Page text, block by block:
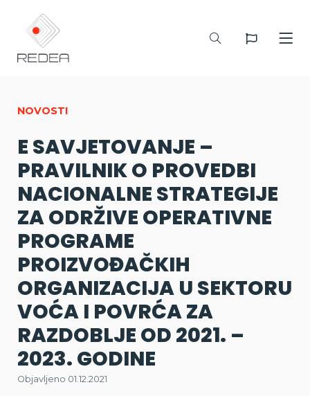
NOVOSTI
E SAVJETOVANJE –
PRAVILNIK O PROVEDBI
NACIONALNE STRATEGIJE
ZA ODRŽIVE OPERATIVNE
PROGRAME
PROIZVOĐAČKIH
ORGANIZACIJA U SEKTORU
VOĆA I POVRĆA ZA
RAZDOBLJE OD 2021. –
2023. GODINE
Objavljeno 01.12.2021